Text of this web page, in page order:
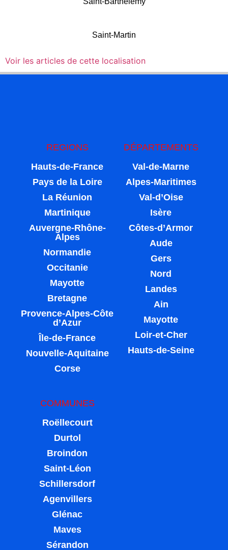
Saint-Martin
Voir les articles de cette localisation
REGIONS
Hauts-de-France
Pays de la Loire
La Réunion
Martinique
Auvergne-Rhône-
Alpes
Normandie
Occitanie
Mayotte
Bretagne
Provence-Alpes-Côte
d’Azur
Île-de-France
Nouvelle-Aquitaine
Corse
DÉPARTEMENTS
Val-de-Marne
Alpes-Maritimes
Val-d’Oise
Isère
Côtes-d’Armor
Aude
Gers
Nord
Landes
Ain
Mayotte
Loir-et-Cher
Hauts-de-Seine
COMMUNES
Roëllecourt
Durtol
Broindon
Saint-Léon
Schillersdorf
Agenvillers
Glénac
Maves
Sérandon